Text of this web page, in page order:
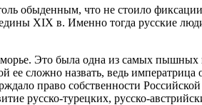
обыденным, что не стоило
XIX в. Именно тогда русские
Это была одна из самых
ее сложно назвать, ведь императрица
право собственности
русско-турецких, русско-